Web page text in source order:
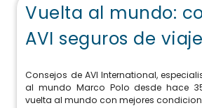
Vuelta al mundo:
AVI seguros de viaje
Consejos de AVI International,
al mundo Marco Polo desde hace
vuelta al mundo con mejores